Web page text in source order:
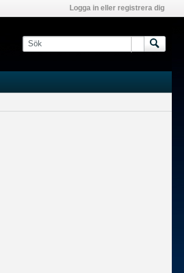
Logga in eller registrera dig